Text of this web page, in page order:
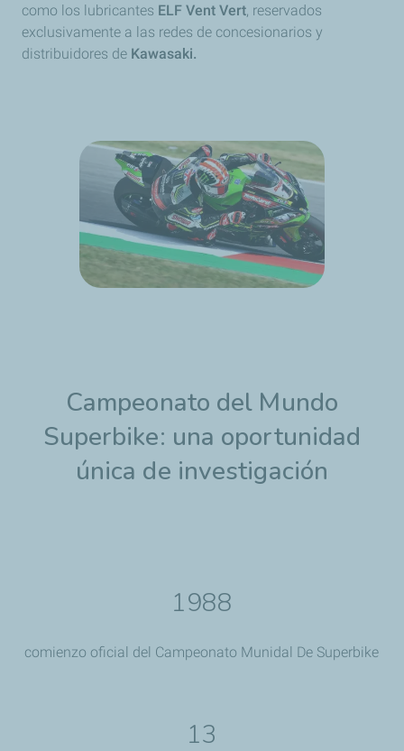
como los lubricantes ELF Vent Vert, reservados
exclusivamente a las redes de concesionarios y
distribuidores de Kawasaki.
Campeonato del Mundo
Superbike: una oportunidad
única de investigación
1988
comienzo oficial del Campeonato Munidal De Superbike
13